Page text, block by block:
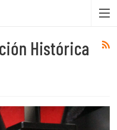
Histórica